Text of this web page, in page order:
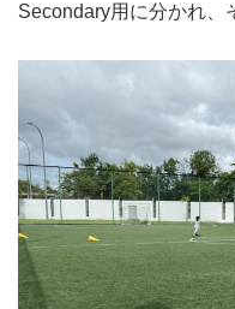
Secondary用に分かれ、